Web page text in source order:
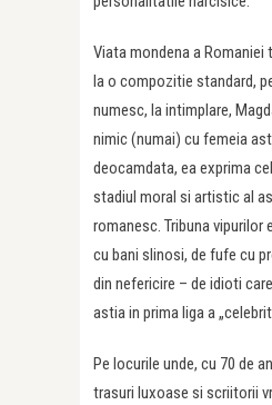
Viata mondena a Romaniei
la o compozitie standard,
numesc, la intimplare,
nimic (numai) cu femeia
deocamdata, ea exprima
stadiul moral si artistic al
romanesc. Tribuna vipurilor
cu bani slinosi, de fufe cu
din nefericire – de idioti
astia in prima liga a
Pe locurile unde, cu 70 de
trasuri luxoase si scriitorii